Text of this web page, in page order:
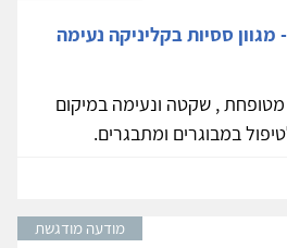
ססיות בקליניקה נעימה
מטופחת , שקטה ונעימה במיקום
במבוגרים ומתבגרים.
מודעה מודגשת